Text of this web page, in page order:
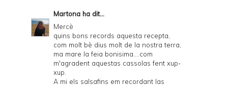
Martona ha dit...
Mercè
quins bons records aquesta recepta,
com molt bè dius molt de la nostra terra,
ma mare la feia bonisima....com
m'agradent aquestas cassolas fent xup-
xup.
A mi els salsafins em recordant las